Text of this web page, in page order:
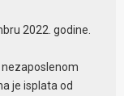
2022. godine.
je isplata od